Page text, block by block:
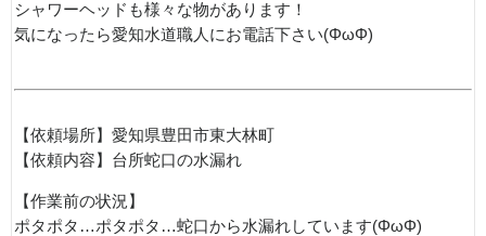
シャワーヘッドも様々な物があります！
気になったら愛知水道職人にお電話下さい(ΦωΦ)
【依頼場所】愛知県豊田市東大林町
【依頼内容】台所蛇口の水漏れ
【作業前の状況】
ポタポタ…ポタポタ…蛇口から水漏れしています(ΦωΦ)